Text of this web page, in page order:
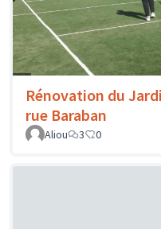
Rénovation du
rue Baraban
Aliou
3 0